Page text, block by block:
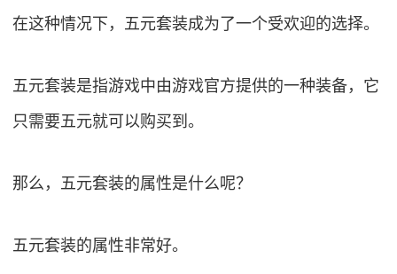
在这种情况下，五元套装成为了一个受欢迎的选择。
五元套装是指游戏中由游戏官方提供的一种装备，它
只需要五元就可以购买到。
那么，五元套装的属性是什么呢？
五元套装的属性非常好。